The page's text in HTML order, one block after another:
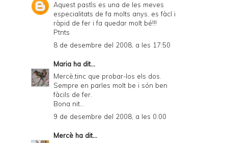
Aquest pastìs es una de les meves
especialitats de fa molts anys, es fàcl i
ràpid de fer i fa quedar molt bé!!!
Ptnts
8 de desembre del 2008, a les 17:50
Maria ha dit...
Mercè,tinc que probar-los els dos.
Sempre en parles molt be i són ben
fàcils de fer.
Bona nit...
9 de desembre del 2008, a les 0:00
Mercè ha dit...